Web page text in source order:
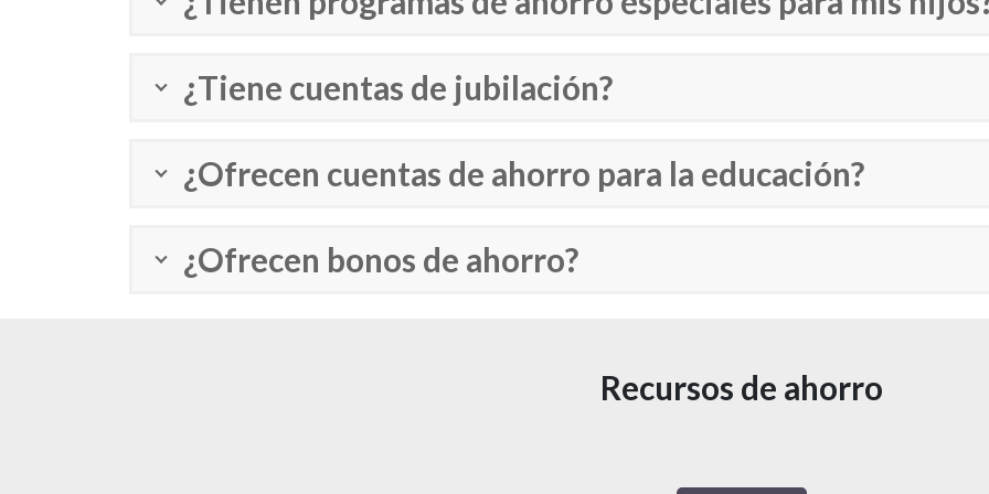
¿Tiene cuentas de jubilación?
¿Ofrecen cuentas de ahorro para la educación?
¿Ofrecen bonos de ahorro?
Recursos de ahorro